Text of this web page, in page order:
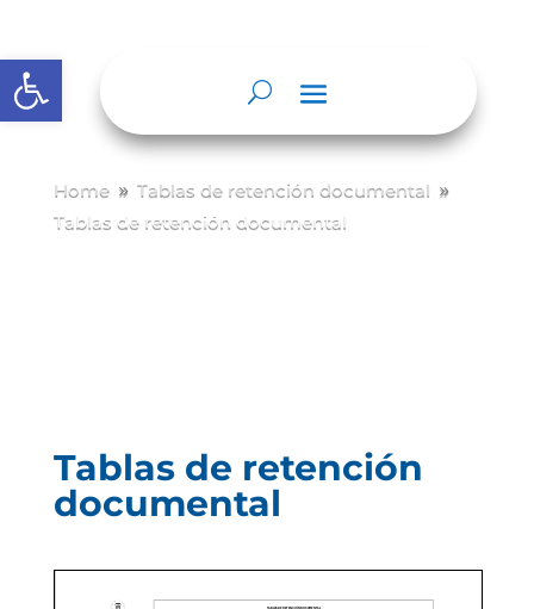
Abrir barra de herramientas
Home 9 Tablas de retención documental 9
Tablas de retención documental
Tablas de retención
documental